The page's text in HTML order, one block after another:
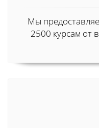
Мы
2500 курсам от